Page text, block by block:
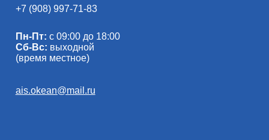
+7 (908) 997-71-83
Пн-Пт: с 09:00 до 18:00
Сб-Вс: выходной
(время местное)
ais.okean@mail.ru